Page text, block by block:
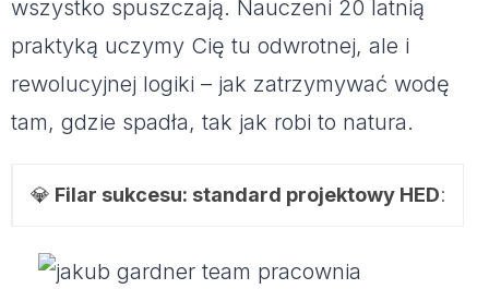
wszystko spuszczają. Nauczeni 20 latnią
praktyką uczymy Cię tu odwrotnej, ale i
rewolucyjnej logiki – jak zatrzymywać wodę
tam, gdzie spadła, tak jak robi to natura.
💎 Filar sukcesu: standard projektowy HED: